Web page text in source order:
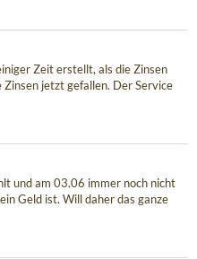
Zeit erstellt, als die Zinsen
jetzt gefallen. Der Service
und am 03.06 immer noch nicht
Geld ist. Will daher das ganze